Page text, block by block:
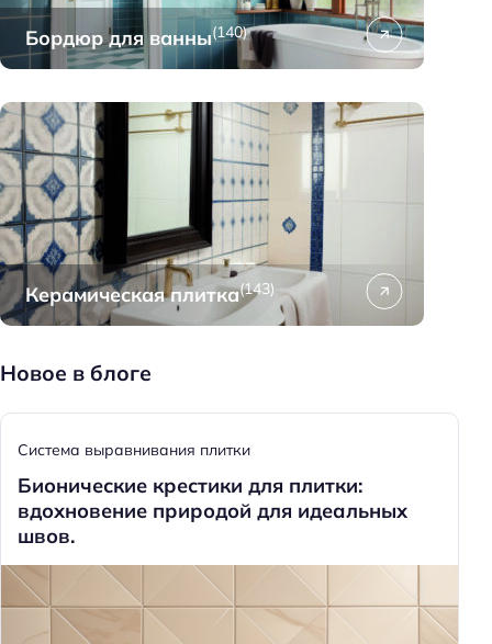
Бордюр для ванны(140)
Керамическая плитка(143)
Новое в блоге
Система выравнивания плитки
Бионические крестики для плитки:
вдохновение природой для идеальных
швов.